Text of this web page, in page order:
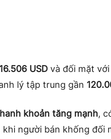
USD và đối mặt với
lý tập trung gần
khoản tăng mạnh,
khi người bán khống đối